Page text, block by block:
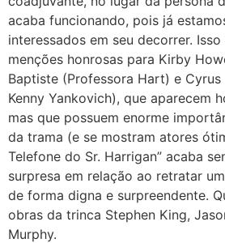
acaba funcionando, pois já
interessados em seu decorrer.
menções honrosas para Kirby
Baptiste (Professora Hart) e Cyrus
Kenny Yankovich), que aparecem
mas que possuem enorme
da trama (e se mostram atores
Telefone do Sr. Harrigan” acaba
surpresa em relação ao retratar
de forma digna e surpreendente.
obras da trinca Stephen King,
Murphy.